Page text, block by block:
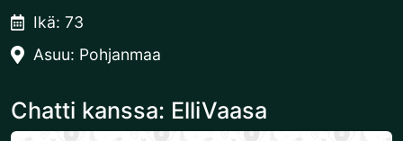
Ikä: 73
Asuu: Pohjanmaa
Chatti kanssa: ElliVaasa